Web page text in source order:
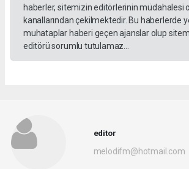
haberler, sitemizin editörlerinin müdahalesi
kanallarından çekilmektedir. Bu haberlerde
muhataplar haberi geçen ajanslar olup
editörü sorumlu tutulamaz...
editor
melodifm@hotmail.com